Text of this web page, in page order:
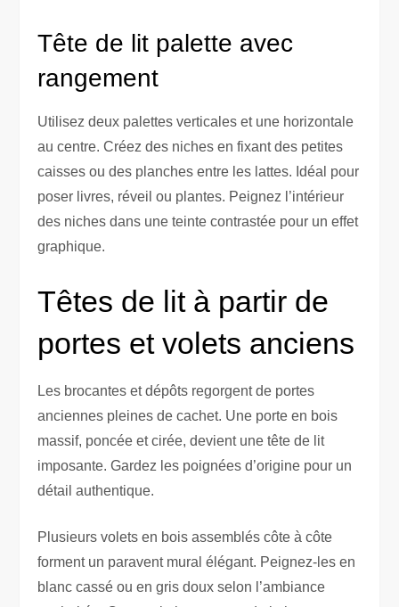
Tête de lit palette avec
rangement
Utilisez deux palettes verticales et une horizontale
au centre. Créez des niches en fixant des petites
caisses ou des planches entre les lattes. Idéal pour
poser livres, réveil ou plantes. Peignez l’intérieur
des niches dans une teinte contrastée pour un effet
graphique.
Têtes de lit à partir de
portes et volets anciens
Les brocantes et dépôts regorgent de portes
anciennes pleines de cachet. Une porte en bois
massif, poncée et cirée, devient une tête de lit
imposante. Gardez les poignées d’origine pour un
détail authentique.
Plusieurs volets en bois assemblés côte à côte
forment un paravent mural élégant. Peignez-les en
blanc cassé ou en gris doux selon l’ambiance